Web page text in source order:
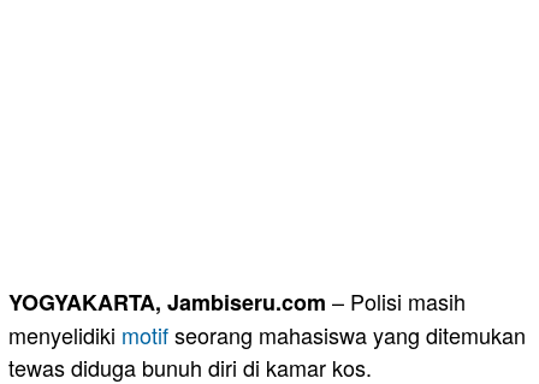
YOGYAKARTA, Jambiseru.com – Polisi masih
menyelidiki motifseorang mahasiswa yang ditemukan
tewas diduga bunuh diri di kamar kos.